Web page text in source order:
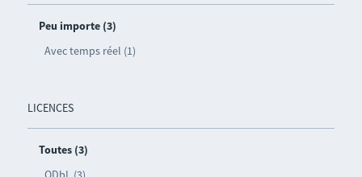
Peu importe (3)
Avec temps réel (1)
LICENCES
Toutes (3)